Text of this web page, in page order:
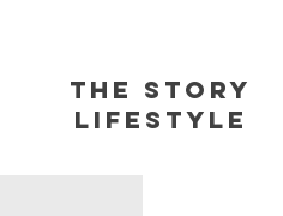
The Story
L ifestyle